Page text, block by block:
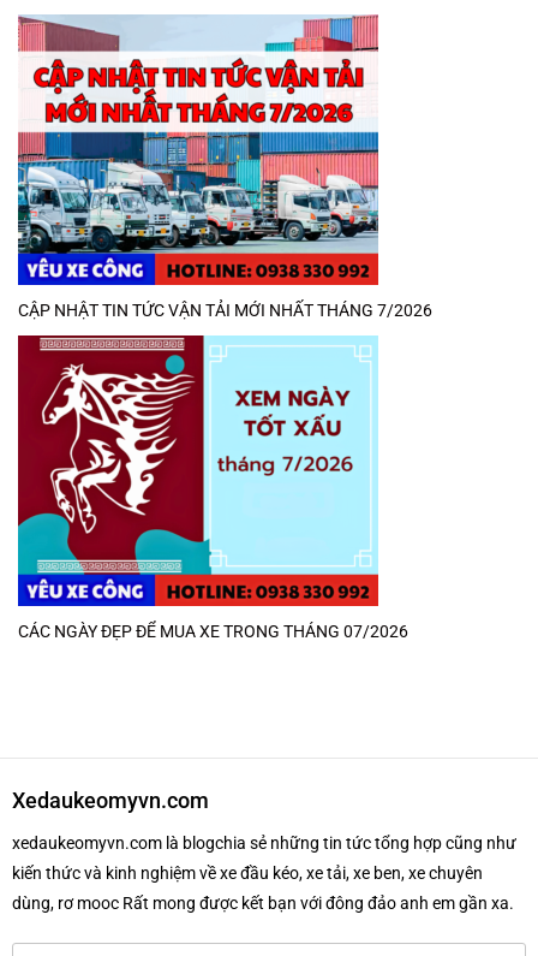
CẬP NHẬT TIN TỨC VẬN TẢI MỚI NHẤT THÁNG 7/2026
CÁC NGÀY ĐẸP ĐỂ MUA XE TRONG THÁNG 07/2026
Xedaukeomyvn.com
xedaukeomyvn.com là blogchia sẻ những tin tức tổng hợp cũng như
kiến thức và kinh nghiệm về xe đầu kéo, xe tải, xe ben, xe chuyên
dùng, rơ mooc Rất mong được kết bạn với đông đảo anh em gần xa.